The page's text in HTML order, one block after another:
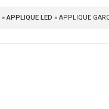
»APPLIQUE LED » APPLIQUE